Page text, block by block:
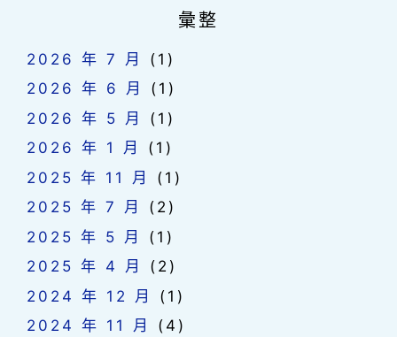
彙整
2026 年 7 月
(1)
2026 年 6 月
(1)
2026 年 5 月
(1)
2026 年 1 月
(1)
2025 年 11 月
(1)
2025 年 7 月
(2)
2025 年 5 月
(1)
2025 年 4 月
(2)
2024 年 12 月
(1)
2024 年 11 月
(4)